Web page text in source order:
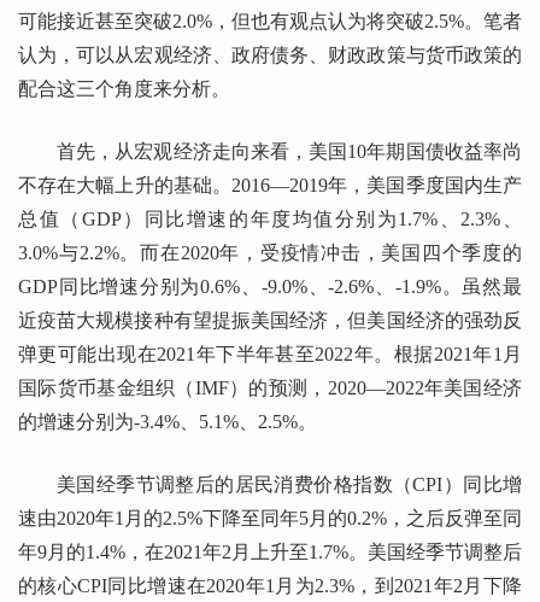
可能接近甚至突破2.0%，但也有观点认为将突破2.5%。笔者
认为，可以从宏观经济、政府债务、财政政策与货币政策的
配合这三个角度来分析。
首先，从宏观经济走向来看，美国10年期国债收益率尚
不存在大幅上升的基础。2016—2019年，美国季度国内生产
总值（GDP）同比增速的年度均值分别为1.7%、2.3%、
3.0%与2.2%。而在2020年，受疫情冲击，美国四个季度的
GDP同比增速分别为0.6%、-9.0%、-2.6%、-1.9%。虽然最
近疫苗大规模接种有望提振美国经济，但美国经济的强劲反
弹更可能出现在2021年下半年甚至2022年。根据2021年1月
国际货币基金组织（IMF）的预测，2020—2022年美国经济
的增速分别为-3.4%、5.1%、2.5%。
美国经季节调整后的居民消费价格指数（CPI）同比增
速由2020年1月的2.5%下降至同年5月的0.2%，之后反弹至同
年9月的1.4%，在2021年2月上升至1.7%。美国经季节调整后
的核心CPI同比增速在2020年1月为2.3%，到2021年2月下降